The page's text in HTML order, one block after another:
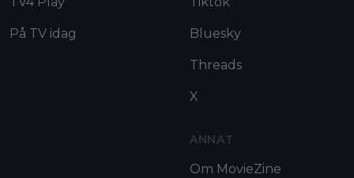
På TV idag Bluesky
Threads
X
ANNAT
Om MovieZine